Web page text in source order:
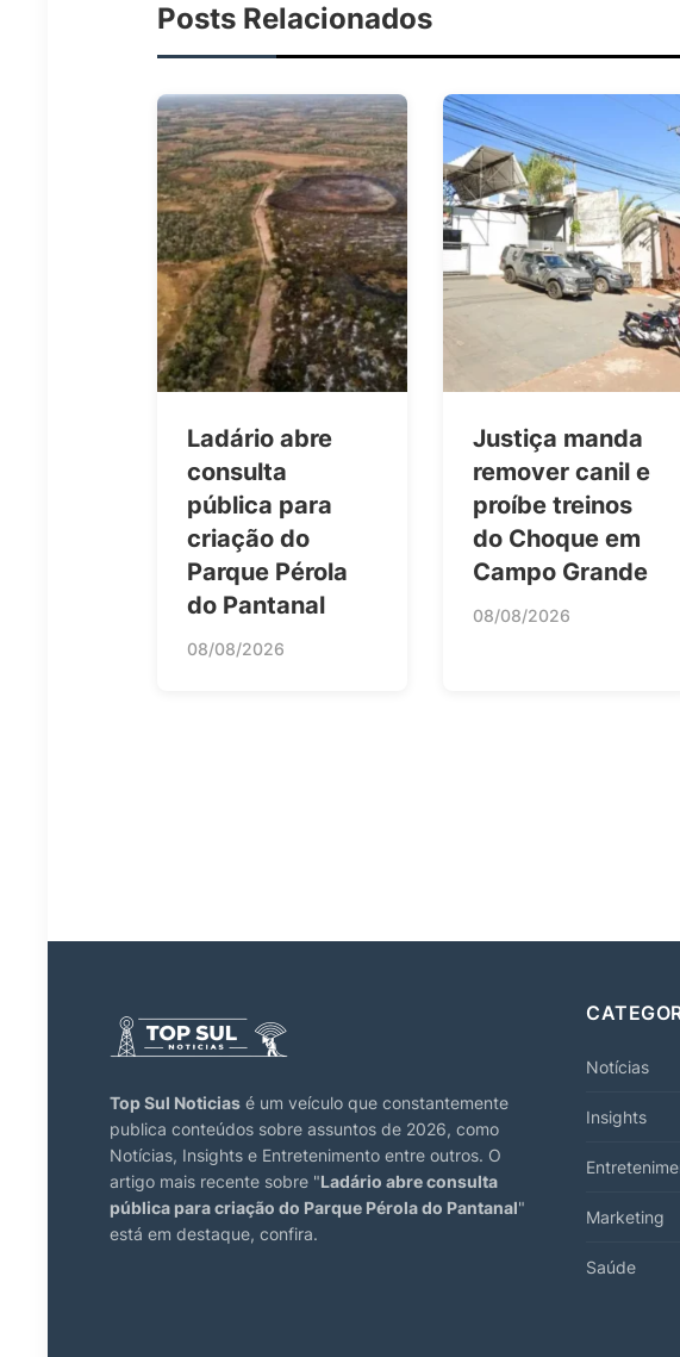
Posts Relacionados
Ladário abre
consulta
pública para
criação do
Parque Pérola
do Pantanal
08/08/2026
Justiça manda
remover canil e
proíbe treinos
do Choque em
Campo Grande
08/08/2026
Top Sul Noticias é um veículo que constantemente
publica conteúdos sobre assuntos de 2026, como
Notícias, Insights e Entretenimento entre outros. O
artigo mais recente sobre "Ladário abre consulta
pública para criação do Parque Pérola do Pantanal"
está em destaque, confira.
Notícias
Insights
Marketing
Saúde